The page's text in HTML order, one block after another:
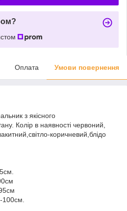
Оплата Умови повернення
з якісного
Колір в наявності червоний,
коричневий,блідо